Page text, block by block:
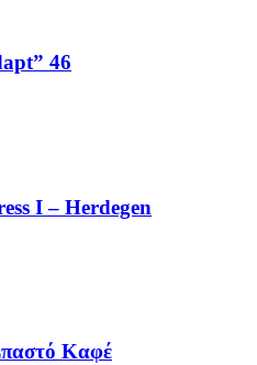
46
I – Herdegen
Καφέ